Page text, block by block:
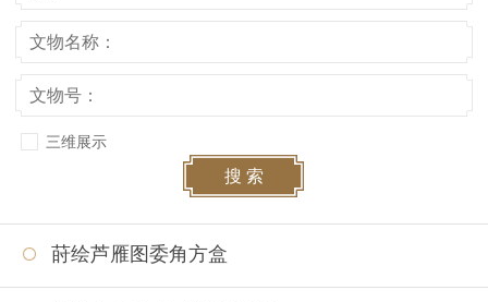
三维展示
搜 索
莳绘芦雁图委角方盒